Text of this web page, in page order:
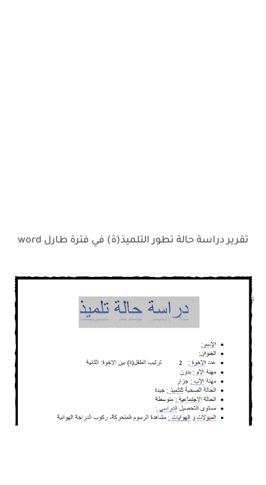
تقرير دراسة حالة تطور التلميذ(ة) في فترة طارل word